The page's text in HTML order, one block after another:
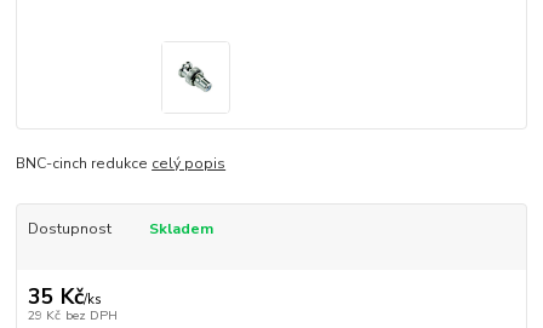
BNC-cinch redukce celý popis
Dostupnost Skladem
35 Kč/ks
29 Kč bez DPH